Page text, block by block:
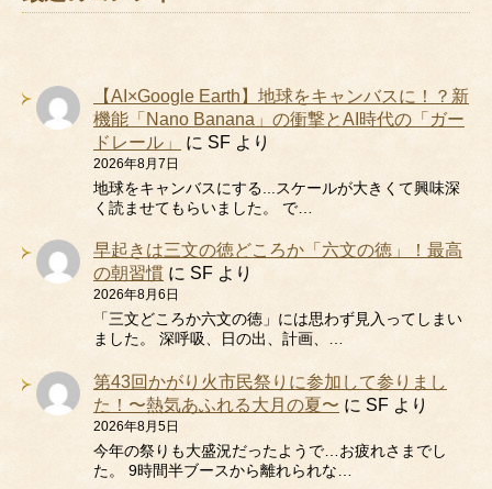
【AI×Google Earth】地球をキャンバスに！？新
機能「Nano Banana」の衝撃とAI時代の「ガー
ドレール」
に SF より
2026年8月7日
地球をキャンバスにする...スケールが大きくて興味深
く読ませてもらいました。 で…
早起きは三文の徳どころか「六文の徳」！最高
の朝習慣 に SF より
2026年8月6日
「三文どころか六文の徳」には思わず見入ってしまい
ました。 深呼吸、日の出、計画、…
第43回かがり火市民祭りに参加して参りまし
た！〜熱気あふれる大月の夏〜 に SF より
2026年8月5日
今年の祭りも大盛況だったようで…お疲れさまでし
た。 9時間半ブースから離れられな…